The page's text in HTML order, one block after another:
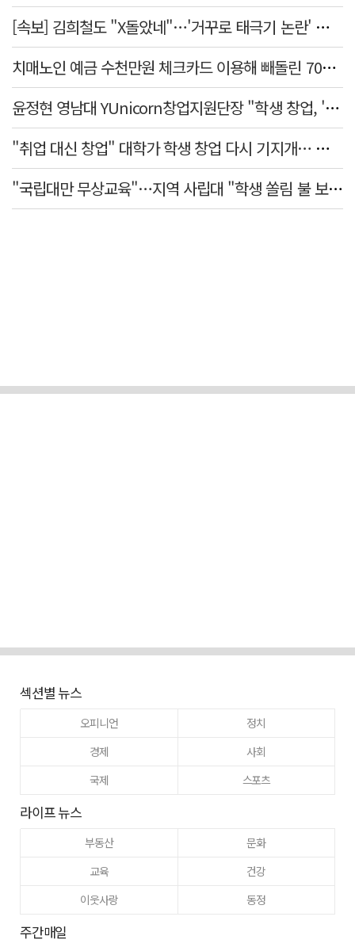
[속보] 김희철도 "X돌았네"…'거꾸로 태극기 논란' 인천시 현수막, 이틀 만에 철거
치매노인 예금 수천만원 체크카드 이용해 빼돌린 70대 간병인, 집행유예
윤정현 영남대 YUnicorn창업지원단장 "학생 창업, '팀 빌딩'이 제일 중요"
"취업 대신 창업" 대학가 학생 창업 다시 기지개… 창업자·기업·매출 동반 성장
"국립대만 무상교육"…지역 사립대 "학생 쏠림 불 보듯"
섹션별 뉴스
오피니언
정치
경제
사회
국제
스포츠
라이프 뉴스
부동산
문화
교육
건강
이웃사랑
동정
주간매일